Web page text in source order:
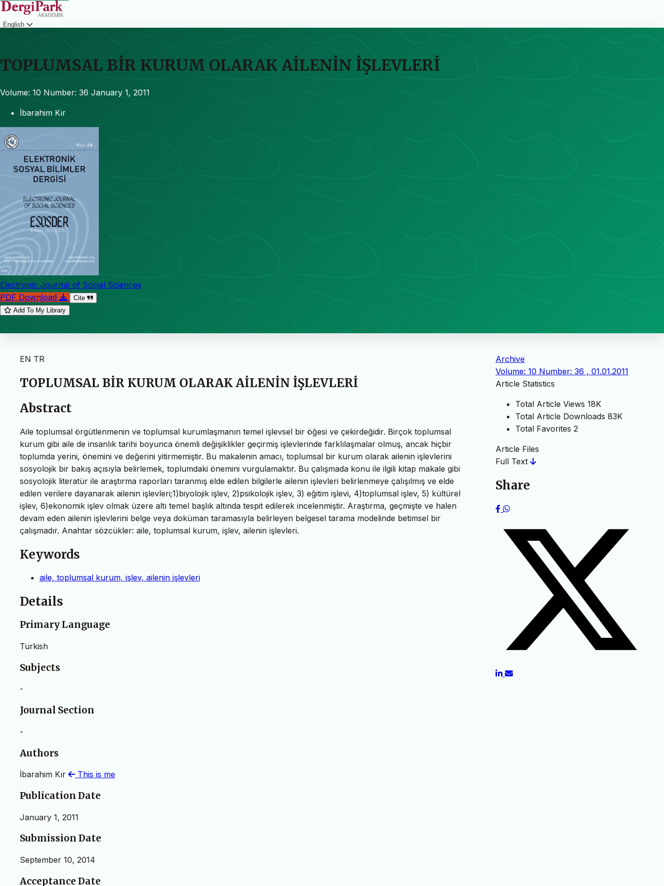
English
TOPLUMSAL BİR KURUM OLARAK AİLENİN İŞLEVLERİ
Volume: 10 Number: 36 January 1, 2011
İbarahim Kır
Electronic Journal of Social Sciences
PDF Download
Cite
Add To My Library
EN TR
TOPLUMSAL BİR KURUM OLARAK AİLENİN İŞLEVLERİ
Abstract
Aile toplumsal örgütlenmenin ve toplumsal kurumlaşmanın temel işlevsel bir öğesi ve çekirdeğidir. Birçok toplumsal
kurum gibi aile de insanlık tarihi boyunca önemli değişiklikler geçirmiş işlevlerinde farklılaşmalar olmuş, ancak hiçbir
toplumda yerini, önemini ve değerini yitirmemiştir. Bu makalenin amacı, toplumsal bir kurum olarak ailenin işlevlerini
sosyolojik bir bakış açısıyla belirlemek, toplumdaki önemini vurgulamaktır. Bu çalışmada konu ile ilgili kitap makale gibi
sosyolojik literatür ile araştırma raporları taranmış elde edilen bilgilerle ailenin işlevleri belirlenmeye çalışılmış ve elde
edilen verilere dayanarak ailenin işlevleri;1)biyolojik işlev, 2)psikolojik işlev, 3) eğitim işlevi, 4)toplumsal işlev, 5) kültürel
işlev, 6)ekonomik işlev olmak üzere altı temel başlık altında tespit edilerek incelenmiştir. Araştırma, geçmişte ve halen
devam eden ailenin işlevlerini belge veya doküman taramasıyla belirleyen belgesel tarama modelinde betimsel bir
çalışmadır. Anahtar sözcükler: aile, toplumsal kurum, işlev, ailenin işlevleri.
Keywords
aile, toplumsal kurum, işlev, ailenin işlevleri
Details
Primary Language
Turkish
Subjects
-
Journal Section
-
Authors
İbarahim Kır This is me
Publication Date
January 1, 2011
Submission Date
September 10, 2014
Acceptance Date
Archive
Volume: 10 Number: 36 , 01.01.2011
Article Statistics
Total Article Views 18K
Total Article Downloads 83K
Total Favorites 2
Article Files
Full Text
Share